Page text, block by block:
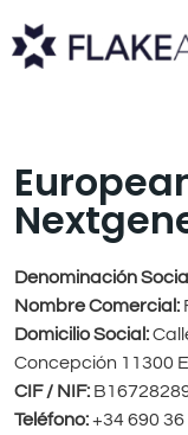
Denominación
Nombre Comercial:
Domicilio Social:
Concepción 11300
CIF / NIF:
Teléfono:+34 690 36